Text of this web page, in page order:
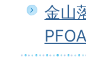
金山